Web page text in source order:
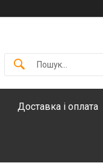
Доставка і оплата